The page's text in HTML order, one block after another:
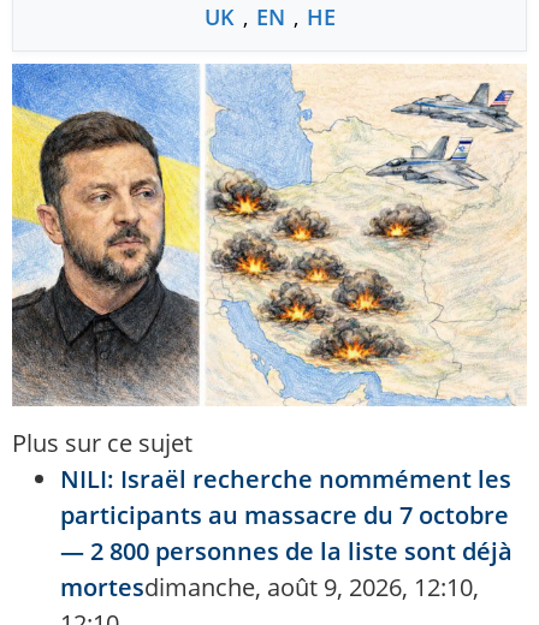
UK , EN , HE
Plus sur ce sujet
NILI: Israël recherche nommément les
participants au massacre du 7 octobre
— 2 800 personnes de la liste sont déjà
mortesdimanche, août 9, 2026, 12:10,